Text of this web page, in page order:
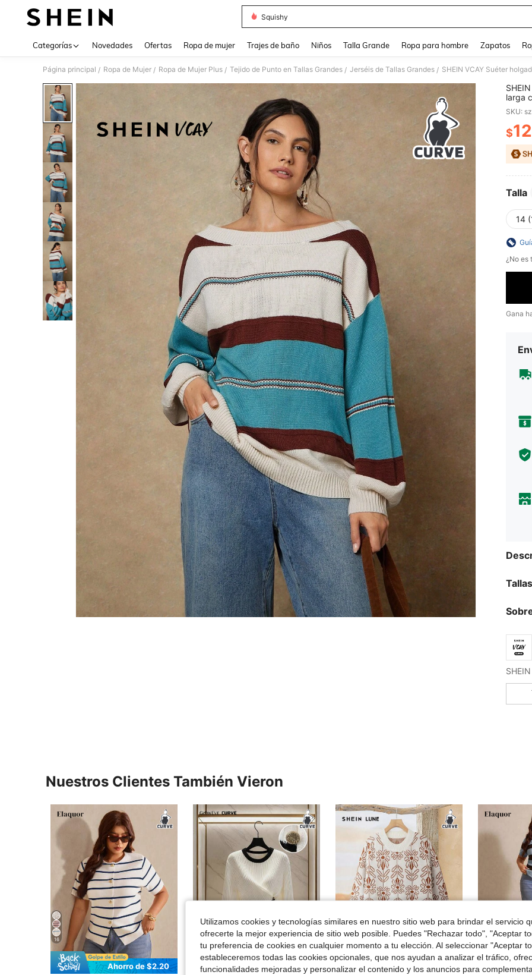
Squishy
Categorías Novedades Ofertas Ropa de mujer Trajes de baño Niños Talla Grande Ropa para hombre Zapatos
Página principal / Ropa de Mujer / Ropa de Mujer Plus / Tejido de Punto en Tallas Grandes / Jerséis de Tallas Grandes /
larga
talla
SKU:
$12
Talla
14
¿No es
Gana
Nuestros Clientes También Vieron
16
Ahorro de $2.20
Utilizamos cookies y tecnologías similares en nuestro sitio web para brindar el servicio
ofrecerte la mejor experiencia de sitio web posible. Puedes "Rechazar todo", "Aceptar
tu preferencia de cookies en cualquier momento a tu elección. Al seleccionar "Aceptar
estableceremos todas las cookies opcionales, que nos ayudan a analizar el tráfico,
funcionalidades mejoradas y personalizar el contenido y los anuncios para